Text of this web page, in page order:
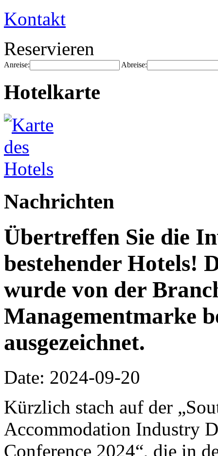
Kontakt
Reservieren
Anreise: Abreise:
Hotelkarte
Nachrichten
Übertreffen Sie die
bestehender Hotels!
wurde von der
Managementmarke
ausgezeichnet.
Date: 2024-09-20
Kürzlich stach auf der
Accommodation Industry
Conference 2024“, die in